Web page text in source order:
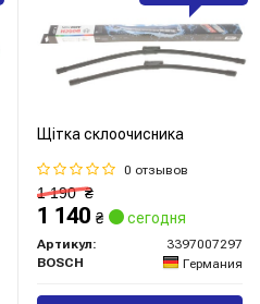
Щітка склоочисника
0 отзывов
1 190₴
1 140 ₴ сегодня
Артикул:
3397007297
BOSCH
Германия